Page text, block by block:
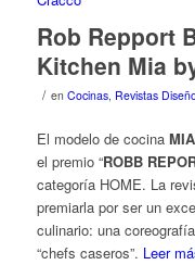
Rob Repport
Kitchen Mia
/ en Cocinas, Revistas
El modelo de cocina
el premio “ROBB
categoría HOME. La
premiarla por ser un
culinario: una
“chefs caseros”. Leer